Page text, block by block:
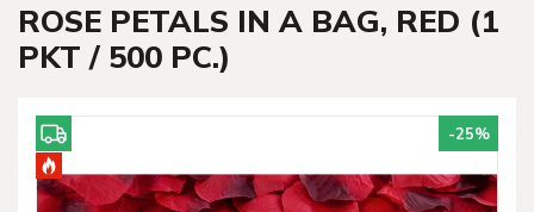
ROSE PETALS IN A BAG, RED (1
PKT / 500 PC.)
-25%